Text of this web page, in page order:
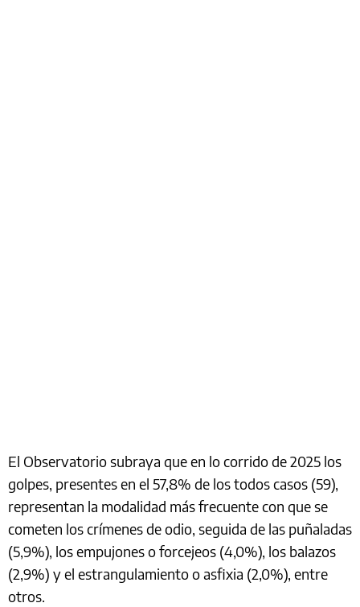
El Observatorio subraya que en lo corrido de 2025 los
golpes, presentes en el 57,8% de los todos casos (59),
representan la modalidad más frecuente con que se
cometen los crímenes de odio, seguida de las puñaladas
(5,9%), los empujones o forcejeos (4,0%), los balazos
(2,9%) y el estrangulamiento o asfixia (2,0%), entre
otros.